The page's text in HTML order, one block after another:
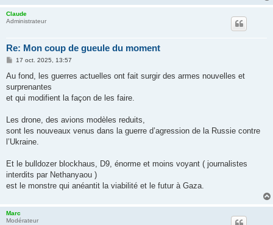
Claude
Administrateur
Re: Mon coup de gueule du moment
M
s
a
g
17 oct. 2025, 13:57
Au fond, les guerres actuelles ont fait surgir des armes nouvelles et
surprenantes
et qui modifient la façon de les faire.
Les drone, des avions modèles reduits,
sont les nouveaux venus dans la guerre d’agression de la Russie contre
l’Ukraine.
Et le bulldozer blockhaus, D9, énorme et moins voyant ( journalistes
interdits par Nethanyaou )
est le monstre qui anéantit la viabilité et le futur à Gaza.
Marc
Modérateur